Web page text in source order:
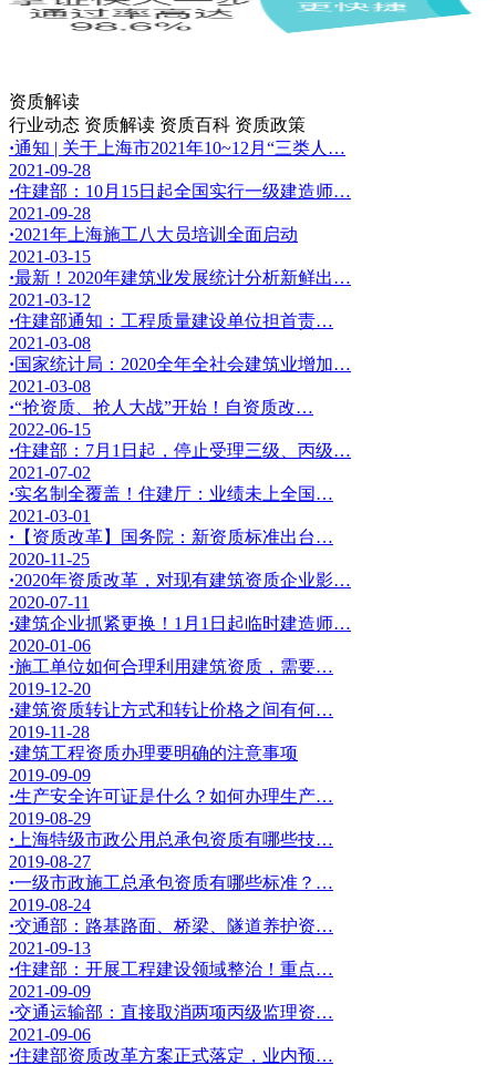
资质解读
行业动态 资质解读 资质百科 资质政策
·通知 | 关于上海市2021年10~12月“三类人…
2021-09-28
·住建部：10月15日起全国实行一级建造师…
2021-09-28
·2021年上海施工八大员培训全面启动
2021-03-15
·最新！2020年建筑业发展统计分析新鲜出…
2021-03-12
·住建部通知：工程质量建设单位担首责…
2021-03-08
·国家统计局：2020全年全社会建筑业增加…
2021-03-08
·“抢资质、抢人大战”开始！自资质改…
2022-06-15
·住建部：7月1日起，停止受理三级、丙级…
2021-07-02
·实名制全覆盖！住建厅：业绩未上全国…
2021-03-01
· 【资质改革】国务院：新资质标准出台…
2020-11-25
·2020年资质改革，对现有建筑资质企业影…
2020-07-11
·建筑企业抓紧更换！1月1日起临时建造师…
2020-01-06
·施工单位如何合理利用建筑资质，需要…
2019-12-20
·建筑资质转让方式和转让价格之间有何…
2019-11-28
·建筑工程资质办理要明确的注意事项
2019-09-09
·生产安全许可证是什么？如何办理生产…
2019-08-29
· 上海特级市政公用总承包资质有哪些技…
2019-08-27
·一级市政施工总承包资质有哪些标准？…
2019-08-24
·交通部：路基路面、桥梁、隧道养护资…
2021-09-13
·住建部：开展工程建设领域整治！重点…
2021-09-09
·交通运输部：直接取消两项丙级监理资…
2021-09-06
·住建部资质改革方案正式落定，业内预…